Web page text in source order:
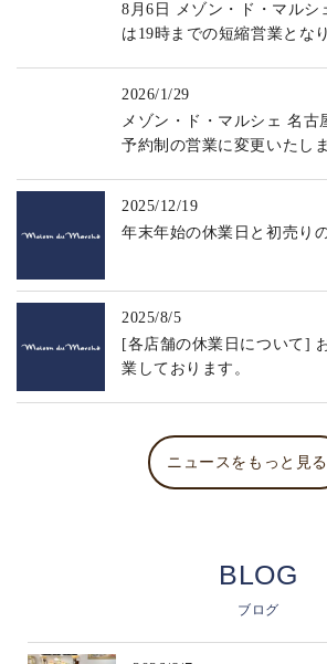
8月6日 メゾン・ド・マルシ
は19時までの短縮営業とな
2026/1/29
メゾン・ド・マルシェ 名古
予約制の営業に変更いたし
2025/12/19
年末年始の休業日と初売り
2025/8/5
[各店舗の休業日について]
業しております。
ニュースをもっと見る
BLOG
ブログ